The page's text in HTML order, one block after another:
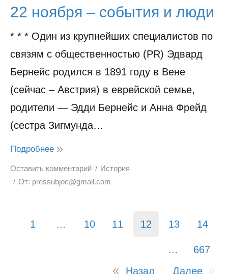
22 ноября – события и люди
* * * Один из крупнейших специалистов по
связям с общественностью (PR) Эдвард
Бернейс родился в 1891 году в Вене
(сейчас – Австрия) в еврейской семье,
родители — Эдди Бернейс и Анна Фрейд
(сестра Зигмунда…
Подробнее
Оставить комментарий
История
От: pressubjoc@gmail.com
1 … 10 11 12 13 14
…
667
Назад
Далее